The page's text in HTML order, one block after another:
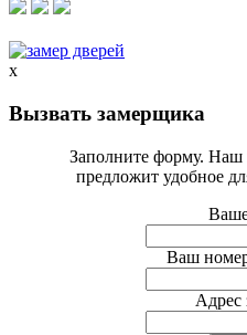
x
Вызвать замерщика
Заполните форму. Наш
предложит удобное
Ваш
Адрес